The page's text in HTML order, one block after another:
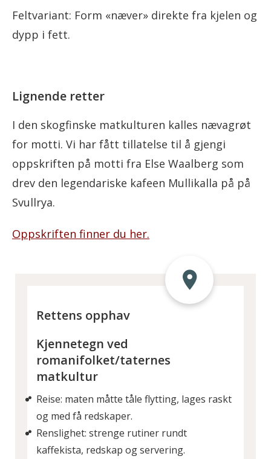
Feltvariant: Form «næver» direkte fra kjelen og
dypp i fett.
Lignende retter
I den skogfinske matkulturen kalles nævagrøt
for motti. Vi har fått tillatelse til å gjengi
oppskriften på motti fra Else Waalberg som
drev den legendariske kafeen Mullikalla på på
Svullrya.
Oppskriften finner du her.
Rettens opphav
Kjennetegn ved
romanifolket/taternes
matkultur
Reise: maten måtte tåle flytting, lages raskt
og med få redskaper.
Renslighet: strenge rutiner rundt
kaffekista, redskap og servering.